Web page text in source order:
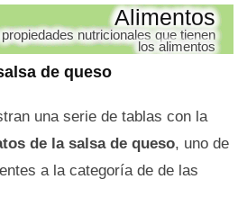
de queso
Alimentos
nutricionales que tienen
los alimentos
una serie de tablas con la
de la salsa de queso, uno de
a la categoría de de las